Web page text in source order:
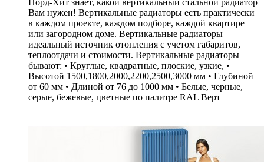
Норд-Хит знает, какой вертикальный стальной радиатор
Вам нужен! Вертикальные радиаторы есть практически
в каждом проекте, каждом подборе, каждой квартире
или загородном доме. Вертикальные радиаторы –
идеальный источник отопления с учетом габаритов,
теплоотдачи и стоимости. Вертикальные радиаторы
бывают: • Круглые, квадратные, плоские, узкие, •
Высотой 1500,1800,2000,2200,2500,3000 мм • Глубиной
от 60 мм • Длиной от 76 до 1000 мм • Белые, черные,
серые, бежевые, цветные по палитре RAL Верт